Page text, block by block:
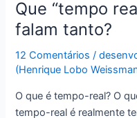
picareta
Que “tempo
falam tanto?
12 Comentários /
(Henrique Lobo
O que é tempo-real? O
tempo-real é realmente